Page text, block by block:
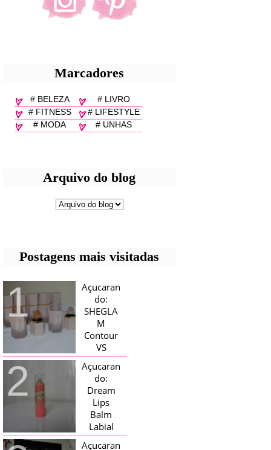
Marcadores
# BELEZA
# LIVRO
# FITNESS
# LIFESTYLE
# MODA
# UNHAS
Arquivo do blog
Postagens mais visitadas
Açucaran
do:
SHEGLA
M
Contour
VS
Bronzer!
HELLO AÇUCARADAS, E NESTE
MÊS CHEGOU AQUI EM CASA UMA
CAIXA RECHEADA DE SHEGLAM,
TINHA BLUSH, ILUMINADORES E
TODOS OS BRONZER E
CONTORNOS ...
Açucaran
do:
Dream
Lips
Balm
Labial
Magico
Açucaran